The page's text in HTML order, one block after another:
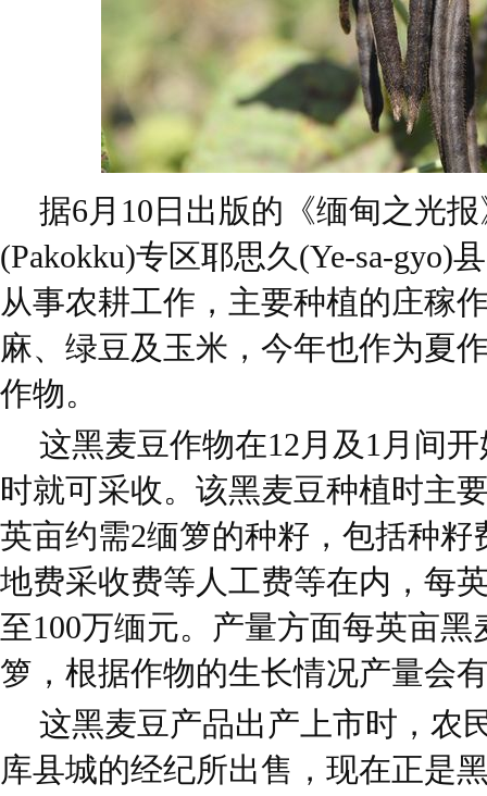
据6月10日出版的《缅甸之光
(Pakokku)专区耶思久(Ye-sa-gyo)
从事农耕工作，主要种植的庄稼
麻、绿豆及玉米，今年也作为夏
作物。
这黑麦豆作物在12月及1月间
时就可采收。该黑麦豆种植时主
英亩约需2缅箩的种籽，包括种
地费采收费等人工费等在内，每
至100万缅元。产量方面每英亩
箩，根据作物的生长情况产量会
这黑麦豆产品出产上市时，农
库县城的经纪所出售，现在正是